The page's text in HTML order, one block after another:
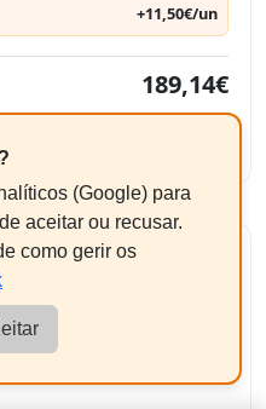
+11,50€/un
189,14€
(Google) para
aceitar ou recusar.
como gerir os